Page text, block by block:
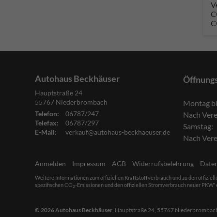
Autohaus Beckhäuser
Hauptstraße 24
55767 Niederbrombach
Telefon:
06787/247
Telefax:
06787/297
E-Mail:
verkauf@autohaus-beckhaeuser.de
Montag
Nach
Samstag:
Nach
Anmelden Impressum AGB Widerrufsbelehrung
Weitere Informationen zum offiziellen Kraftstoffverbrauch und zu den
spezifischen CO2-Emissionen und den offiziellen Stromverbrauch neuer
© 2026Autohaus Beckhäuser Hauptstraße 24 55767